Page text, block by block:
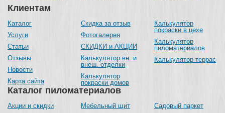
Каталог пиломатериалов
Акции и скидки
Мебельный щит
Садовый паркет
Клиентам
Каталог
Услуги
Статьи
Отзывы
Новости
Карта сайта
Скидка за отзыв
Фотогалерея
СКИДКИ и АКЦИИ
Калькулятор вн. и
внеш. отделки
Калькулятор
покраски домов
Калькулятор
покраски в цехе
Калькулятор
пиломатериалов
Калькулятор террас